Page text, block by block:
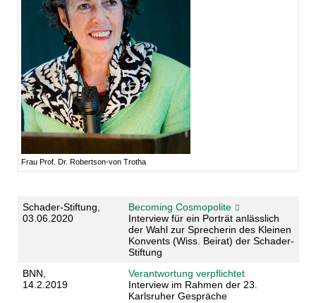
Frau Prof. Dr. Robertson-von Trotha
Schader-Stiftung,
03.06.2020
Becoming Cosmopolite
Interview für ein Porträt anlässlich
der Wahl zur Sprecherin des Kleinen
Konvents (Wiss. Beirat) der Schader-
Stiftung
BNN,
14.2.2019
Verantwortung verpflichtet
Interview im Rahmen der 23.
Karlsruher Gespräche